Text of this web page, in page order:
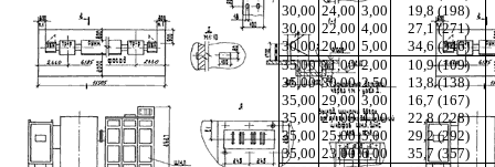
30,00 24,00 3,00
19,8 (198)
30,00 22,00 4,00
27,1 (271)
30,00 20,00 5,00
34,6 (346)
35,00 31,00 2,00
10,9 (109)
35,00 30,00 2,50
13,8 (138)
35,00 29,00 3,00
16,7 (167)
35,00 27,00 4,00
22,8 (228)
35,00 25,00 5,00
29,2 (292)
35,00 23,00 6,00
35,7 (357)